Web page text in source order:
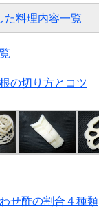
た料理内容一覧
の切り方とコツ
せ酢の割合４種類